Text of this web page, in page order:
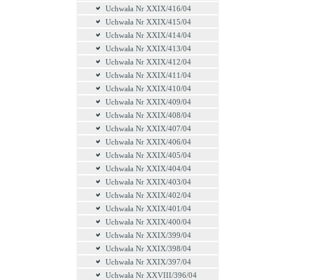
Uchwała Nr XXIX/416/04
Uchwała Nr XXIX/415/04
Uchwała Nr XXIX/414/04
Uchwała Nr XXIX/413/04
Uchwała Nr XXIX/412/04
Uchwała Nr XXIX/411/04
Uchwała Nr XXIX/410/04
Uchwała Nr XXIX/409/04
Uchwała Nr XXIX/408/04
Uchwała Nr XXIX/407/04
Uchwała Nr XXIX/406/04
Uchwała Nr XXIX/405/04
Uchwała Nr XXIX/404/04
Uchwała Nr XXIX/403/04
Uchwała Nr XXIX/402/04
Uchwała Nr XXIX/401/04
Uchwała Nr XXIX/400/04
Uchwała Nr XXIX/399/04
Uchwała Nr XXIX/398/04
Uchwała Nr XXIX/397/04
Uchwała Nr XXVIII/396/04